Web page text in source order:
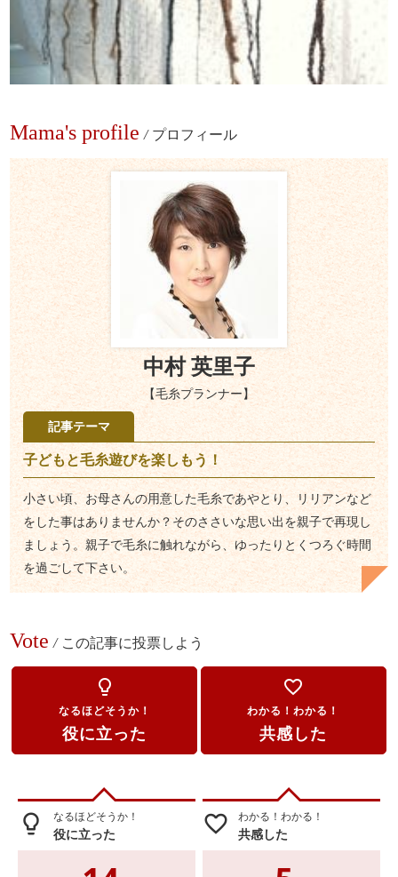
Mama's profile / プロフィール
中村 英里子
【毛糸プランナー】
記事テーマ
子どもと毛糸遊びを楽しもう！
小さい頃、お母さんの用意した毛糸であやとり、リリアンなど
をした事はありませんか？そのささいな思い出を親子で再現し
ましょう。親子で毛糸に触れながら、ゆったりとくつろぐ時間
を過ごして下さい。
Vote / この記事に投票しよう
lightbulb_outline
なるほどそうか！
役に立った
favorite_border
わかる！わかる！
共感した
lightbulb_outline なるほどそうか！
役に立った favorite_border わかる！わかる！
共感した